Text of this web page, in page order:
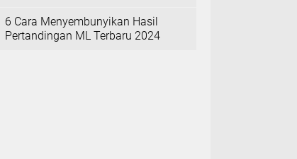
6 Cara Menyembunyikan Hasil
Pertandingan ML Terbaru 2024